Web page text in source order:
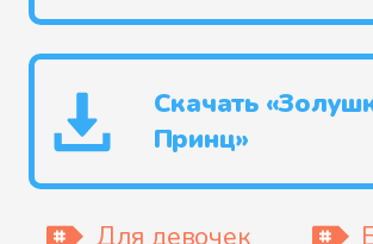
Скачать
Принц»
Для девочек